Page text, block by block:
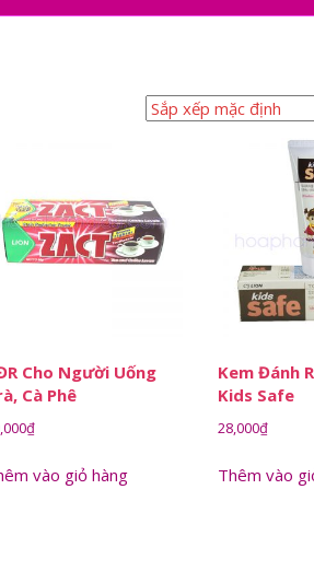
Cho Người Uống
Cà Phê
₫
vào giỏ hàng
Kem Đánh
Kids Safe
28,000₫
Thêm vào